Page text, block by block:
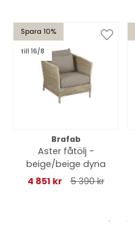
Spara 10%
till 16/8
Brafab
Aster fåtölj -
beige/beige dyna
4 851 kr
5 390 kr